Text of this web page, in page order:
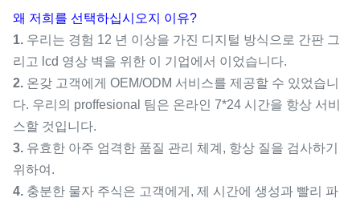
왜 저희를 선택하십시오지 이유?
1. 우리는 경험 12 년 이상을 가진 디지털 방식으로 간판 그
리고 lcd 영상 벽을 위한 이 기업에서 이었습니다.
2. 온갖 고객에게 OEM/ODM 서비스를 제공할 수 있었습니
다. 우리의 proffesional 팀은 온라인 7*24 시간을 항상 서비
스할 것입니다.
3. 유효한 아주 엄격한 품질 관리 체계, 항상 질을 검사하기
위하여.
4. 충분한 물자 주식은 고객에게, 제 시간에 생성과 빨리 파